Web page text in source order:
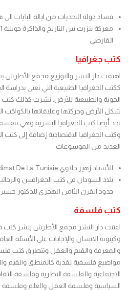
فساد دولة التحديات من ايالة البايات
القارصي
كتب جغرافيا
اهتمت دار النشر والتوزيع مجمع الأطرش
ككتب الجغرافيا الطبيعية التي تعنى بدراسة
الجوية والطبيعية للأرض. نشرت كذلك كتب
شكل الأرض وحركتها وعلاقاتها بالكواكب
نجد أيضا كتب الجغرافيا البشرية وهي
وكتب الجغرافيا الاقتصادية إضافة إلى كتب
العديد من الموسوعات
Climat Et Bioclimat De La Tunisie للأستاذ زهير حلاوي
بلاد السودان في كتب الجغرافيين
حدود القرن الثامن الهجري للدكتور
كتب فلسفة
اعتنت دار النشر مجمع الأطرش بنشر كتب
وكينونة الانسان والإجابات على الأسئلة
والمعرفة والقيم والعقل وتتطرق كتب
مواضيع فلسفية نقدية كالمنطق والقيم
الاجتماعية والفلسفة النظرية وفلسفة
السياسية وفلسفة العقل والعلم وفلسفة